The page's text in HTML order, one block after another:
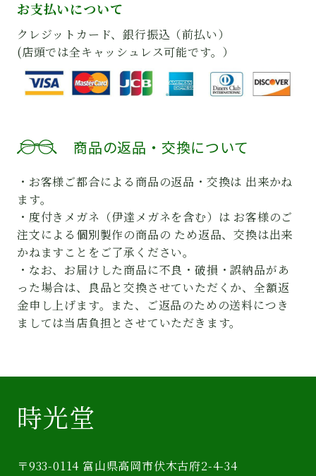
お支払いについて
クレジットカード、銀行振込（前払い）
(店頭では全キャッシュレス可能です。）
商品の返品・交換について
・お客様ご都合による商品の返品・交換は 出来かね
ます。
・度付きメガネ（伊達メガネを含む）は お客様のご
注文による個別製作の商品の ため返品、交換は出来
かねますことをご了承ください。
・なお、お届けした商品に不良・破損・誤納品があ
った場合は、良品と交換させていただくか、全額返
金申し上げます。また、ご返品のための送料につき
ましては当店負担とさせていただきます。
時光堂
〒933-0114 富山県高岡市伏木古府2-4-34